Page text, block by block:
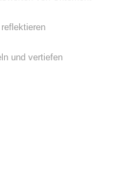
und vertiefen